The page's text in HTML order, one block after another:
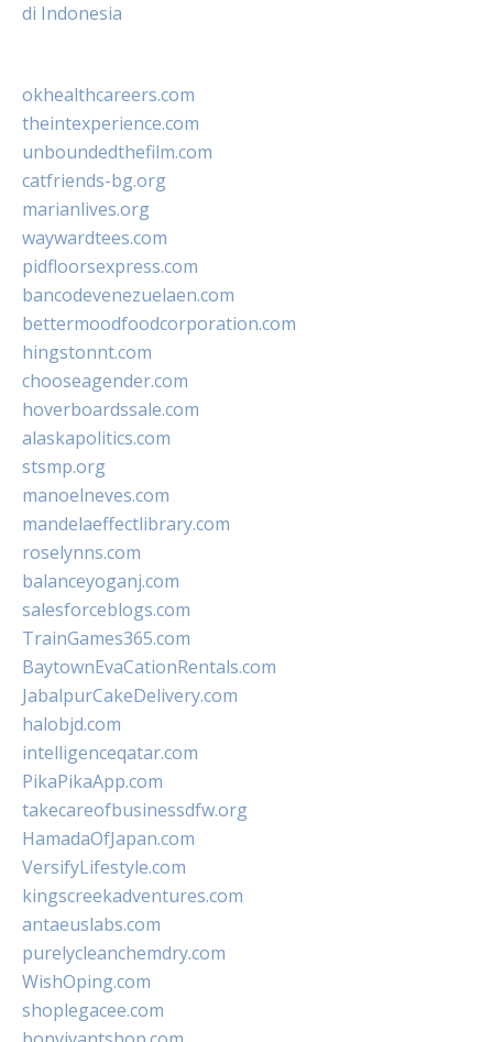
di Indonesia
okhealthcareers.com
theintexperience.com
unboundedthefilm.com
catfriends-bg.org
marianlives.org
waywardtees.com
pidfloorsexpress.com
bancodevenezuelaen.com
bettermoodfoodcorporation.com
hingstonnt.com
chooseagender.com
hoverboardssale.com
alaskapolitics.com
stsmp.org
manoelneves.com
mandelaeffectlibrary.com
roselynns.com
balanceyoganj.com
salesforceblogs.com
TrainGames365.com
BaytownEvaCationRentals.com
JabalpurCakeDelivery.com
halobjd.com
intelligenceqatar.com
PikaPikaApp.com
takecareofbusinessdfw.org
HamadaOfJapan.com
VersifyLifestyle.com
kingscreekadventures.com
antaeuslabs.com
purelycleanchemdry.com
WishOping.com
shoplegacee.com